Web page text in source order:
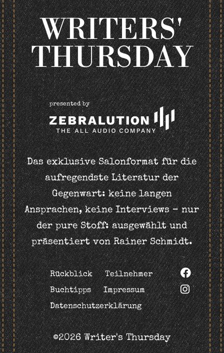
WRITERS'
THURSDAY
presented by
Das exklusive Salonformat für die
aufregendste Literatur der
Gegenwart: keine langen
Ansprachen, keine Interviews – nur
der pure Stoff: ausgewählt und
präsentiert von Rainer Schmidt.
Rückblick
Teilnehmer
Buchtipps
Impressum
Datenschutzerklärung
©2026 Writer's Thursday